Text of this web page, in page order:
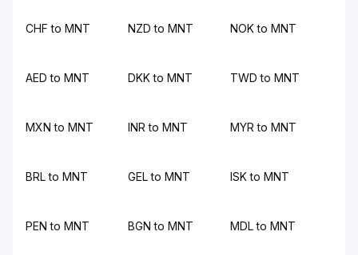
CHF to MNT NZD to MNT NOK to MNT
AED to MNT DKK to MNT TWD to MNT
MXN to MNT INR to MNT MYR to MNT
BRL to MNT GEL to MNT ISK to MNT
PEN to MNT BGN to MNT MDL to MNT